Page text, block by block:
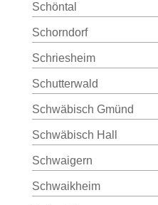
Schöntal
Schorndorf
Schriesheim
Schutterwald
Schwäbisch Gmünd
Schwäbisch Hall
Schwaigern
Schwaikheim